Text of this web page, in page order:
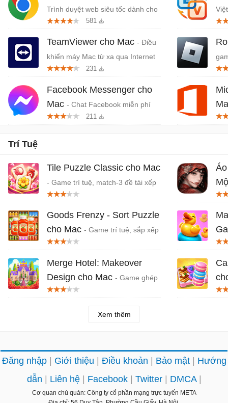
Trình duyệt web siêu tốc dành cho
Mac
581
TeamViewer cho Mac - Điều
khiển máy Mac từ xa qua Internet
231
Facebook Messenger cho
Mac - Chat Facebook miễn phí
trên MacBook211
Trí Tuệ
Tile Puzzle Classic cho Mac
- Game trí tuệ, match-3 đề tài xếp
gạch
Goods Frenzy - Sort Puzzle
cho Mac - Game trí tuệ, sắp xếp
hàng hóa
Merge Hotel: Makeover
Design cho Mac - Game ghép
vật phẩm (merge), cải tạo khách
Xem thêm
Đăng nhập Giới thiệu Điều khoản Bảo mật
Hướng
dẫn
Liên hệ Facebook Twitter DMCA
Cơ quan chủ quản: Công ty cổ phần mạng trực tuyến META